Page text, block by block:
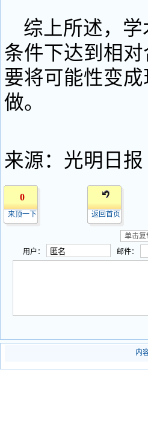
综上所述，学
条件下达到相
要将可能性变
做。
来源：光明日报
0
来顶一下 返回首页
用户： 邮件：
内